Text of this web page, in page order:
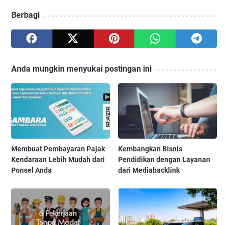
Berbagi
Anda mungkin menyukai postingan ini
Membuat Pembayaran Pajak
Kendaraan Lebih Mudah dari
Ponsel Anda
Kembangkan Bisnis
Pendidikan dengan Layanan
dari Mediabacklink